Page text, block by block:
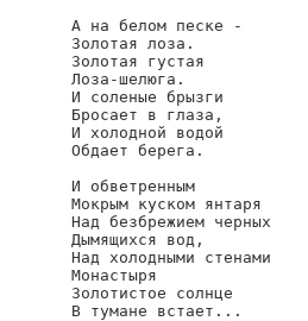
А на белом песке -
Золотая лоза.
Золотая густая
Лоза-шелюга.
И соленые брызги
Бросает в глаза,
И холодной водой
Обдает берега.
И обветренным
Мокрым куском янтаря
Над безбрежием черных
Дымящихся вод,
Над холодными стенами
Монастыря
Золотистое солнце
В тумане встает...